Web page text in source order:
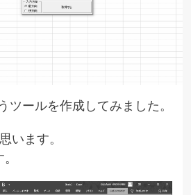
ツールを作成してみました。
います。